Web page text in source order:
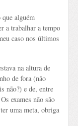
alguém
a trabalhar a tempo
caso nos últimos
na altura de
de fora (não
não?) e de, entre
exames não são
uma meta, obriga